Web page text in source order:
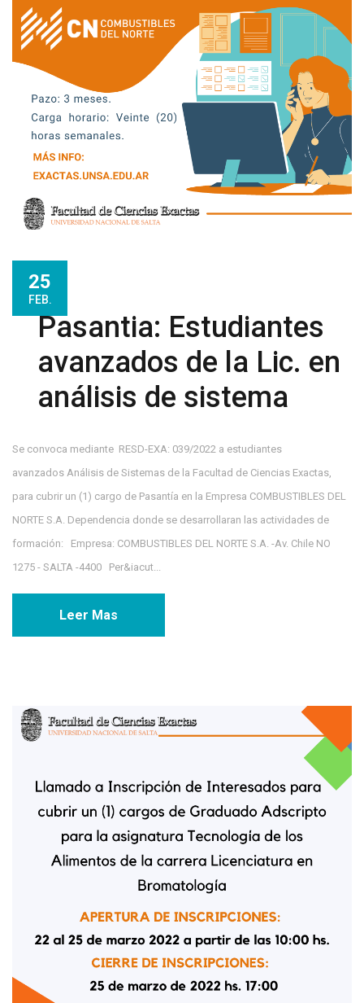
25
FEB.
Pasantia: Estudiantes
avanzados de la Lic. en
análisis de sistema
Se convoca mediante RESD-EXA: 039/2022 a estudiantes
avanzados Análisis de Sistemas de la Facultad de Ciencias Exactas,
para cubrir un (1) cargo de Pasantía en la Empresa COMBUSTIBLES DEL
NORTE S.A. Dependencia donde se desarrollaran las actividades de
formación: Empresa: COMBUSTIBLES DEL NORTE S.A. -Av. Chile NO
1275 - SALTA -4400 Per&iacut...
Leer Mas